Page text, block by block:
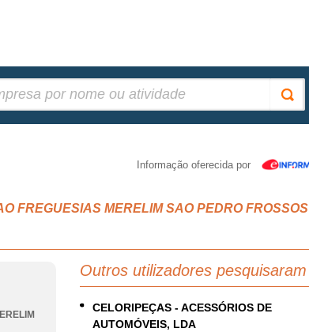
Informação oferecida por
FREGUESIAS MERELIM SAO PEDRO FROSSOS
Outros utilizadores pesquisaram
CELORIPEÇAS - ACESSÓRIOS DE
AUTOMÓVEIS, LDA